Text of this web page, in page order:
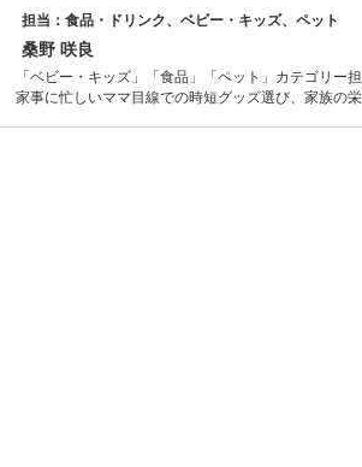
のペアリングやビール列車などの記事を担当。日本
パンとビールのペアリング体験講座も実施。
担当：食品・ドリンク、ベビー・キッズ、ペット
桑野 咲良
「ベビー・キッズ」「食品」「ペット」カテゴリー
家事に忙しいママ目線での時短グッズ選び、家族の